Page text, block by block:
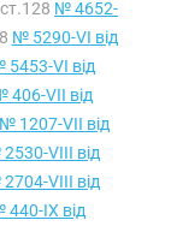
№ 4652-
№ 5290-VI від
5453-VI від
406-VII від
№ 1207-VII від
VIII від
VIII від
440-IX від